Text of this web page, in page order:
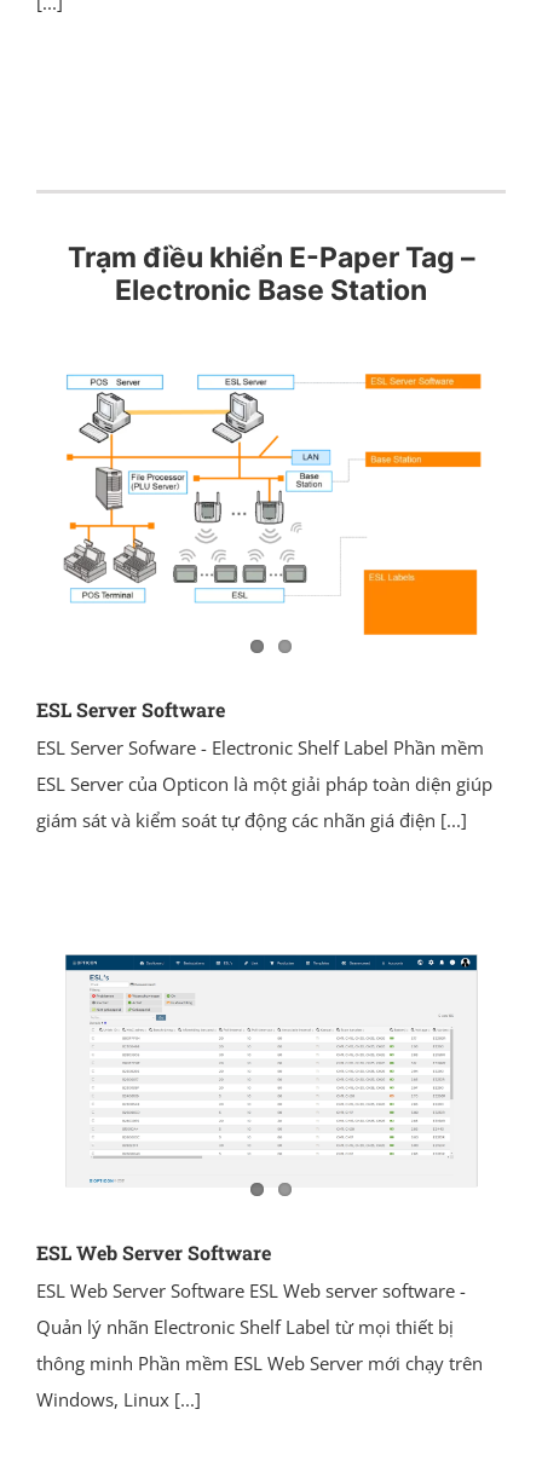
Trạm điều khiển E-Paper Tag –
Electronic Base Station
ESL Server Software
ESL Server Sofware - Electronic Shelf Label Phần mềm
ESL Server của Opticon là một giải pháp toàn diện giúp
giám sát và kiểm soát tự động các nhãn giá điện [...]
ESL Web Server Software
ESL Web Server Software ESL Web server software -
Quản lý nhãn Electronic Shelf Label từ mọi thiết bị
thông minh Phần mềm ESL Web Server mới chạy trên
Windows, Linux[...]